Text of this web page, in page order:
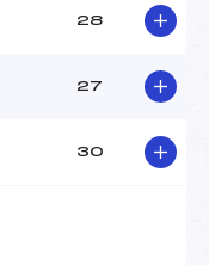
28
27
30